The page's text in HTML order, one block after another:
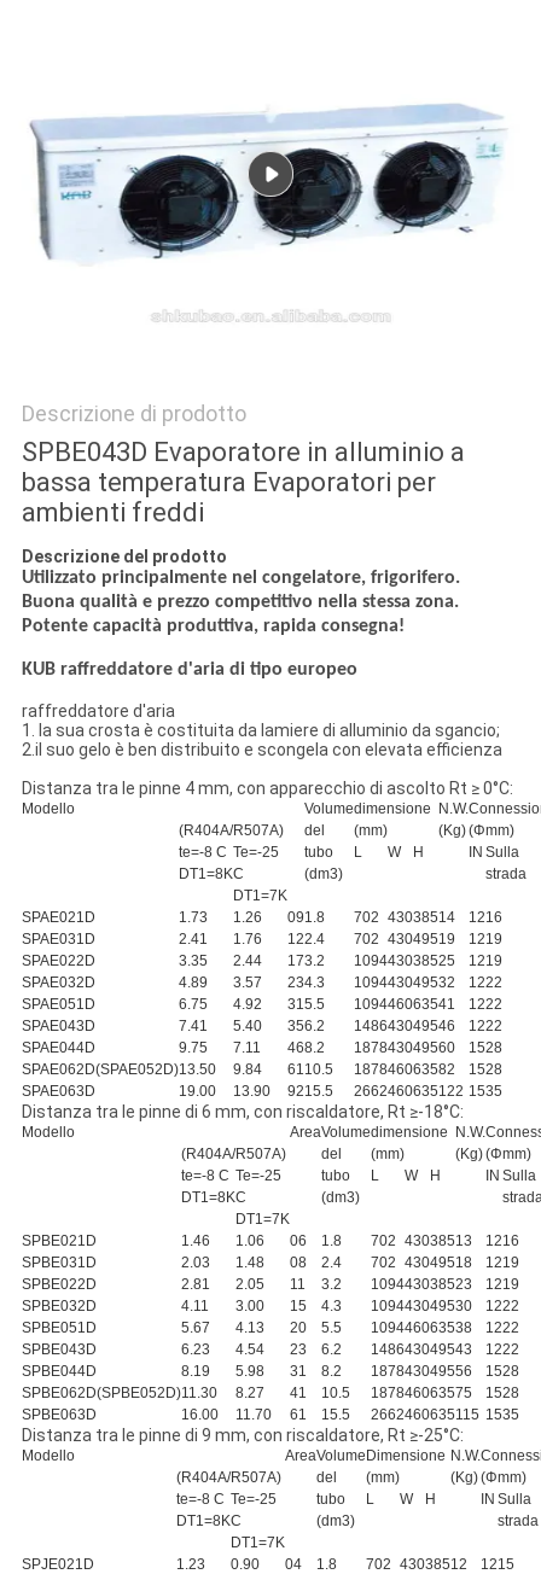
SULLA
PRIVACY
Descrizione di prodotto
SPBE043D Evaporatore in alluminio a
bassa temperatura Evaporatori per
ambienti freddi
Descrizione del prodotto
Utilizzato principalmente nel congelatore, frigorifero.
Buona qualità e prezzo competitivo nella stessa zona.
Potente capacità produttiva, rapida consegna!
KUB raffreddatore d'aria di tipo europeo
raffreddatore d'aria
1. la sua crosta è costituita da lamiere di alluminio da sgancio;
2.il suo gelo è ben distribuito e scongela con elevata efficienza
Distanza tra le pinne 4 mm, con apparecchio di ascolto Rt ≥ 0°C:
Modello
(R404A/R507A)
Volume
del
tubo
(dm3)
dimensione
(mm)
N.W.
(Kg)(Φmm)
te=-8 C
DT1=8K
Te=-25
C
DT1=7K
L W H IN Sulla
strada
SPAE021D
SPAE031D
SPAE022D
SPAE032D
SPAE051D
SPAE043D
SPAE044D
SPAE062D(SPAE052D)
SPAE063D
1.73
2.41
3.35
4.89
6.75
7.41
9.75
13.50
19.00
1.26
1.76
2.44
3.57
4.92
5.40
7.11
9.84
13.90
09
12
17
23
31
35
46
61
92
1.8
2.4
3.2
4.3
5.5
6.2
8.2
10.5
15.5
702
702
1094
1094
1094
1486
1878
1878
2662
430
430
430
430
460
430
430
460
460
385
495
385
495
635
495
495
635
635
14
19
25
32
41
46
60
82
122
12
12
12
12
12
12
15
15
15
16
19
19
22
22
22
28
28
35
Distanza tra le pinne di 6 mm, con riscaldatore, Rt ≥-18°C:
Modello
(R404A/R507A)
AreaVolume
del
tubo
(dm3)
dimensione
(mm)
N.W.
(Kg)(Φmm)
te=-8 C
DT1=8K
Te=-25
C
DT1=7K
L W H IN Sulla
SPBE021D
SPBE031D
SPBE022D
SPBE032D
SPBE051D
SPBE043D
SPBE044D
SPBE062D(SPBE052D)
SPBE063D
1.46
2.03
2.81
4.11
5.67
6.23
8.19
11.30
16.00
1.06
1.48
2.05
3.00
4.13
4.54
5.98
8.27
11.70
06
08
11
15
20
23
31
41
61
1.8
2.4
3.2
4.3
5.5
6.2
8.2
10.5
15.5
702
702
1094
1094
1094
1486
1878
1878
2662
430
430
430
430
460
430
430
460
460
385
495
385
495
635
495
495
635
635
13
18
23
30
38
43
56
75
115
12
12
12
12
12
12
15
15
15
16
19
19
22
22
22
28
28
35
Distanza tra le pinne di 9 mm, con riscaldatore, Rt ≥-25°C:
Modello
(R404A/R507A)
AreaVolume
del
tubo
(dm3)
Dimensione
(mm)
N.W.
(Kg)(Φmm)
te=-8 C
DT1=8K
Te=-25
C
DT1=7K
L W H IN Sulla
strada
SPJE021D 1.23 0.90 04 1.8 702 43038512 1215